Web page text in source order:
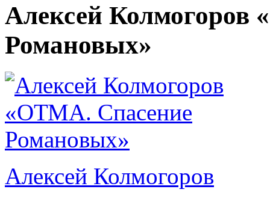
Алексей
Романовых»
Алексей Колмогоров